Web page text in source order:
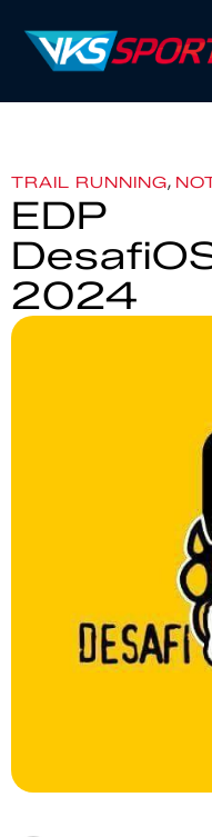
TRAIL RUNNING,
EDP
2024